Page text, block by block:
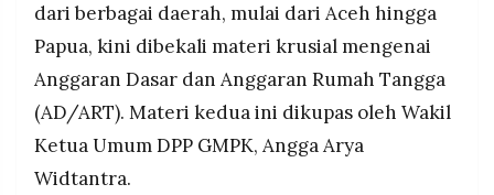
dari berbagai daerah, mulai dari Aceh hingga
Papua, kini dibekali materi krusial mengenai
Anggaran Dasar dan Anggaran Rumah Tangga
(AD/ART). Materi kedua ini dikupas oleh Wakil
Ketua Umum DPP GMPK, Angga Arya
Widtantra.